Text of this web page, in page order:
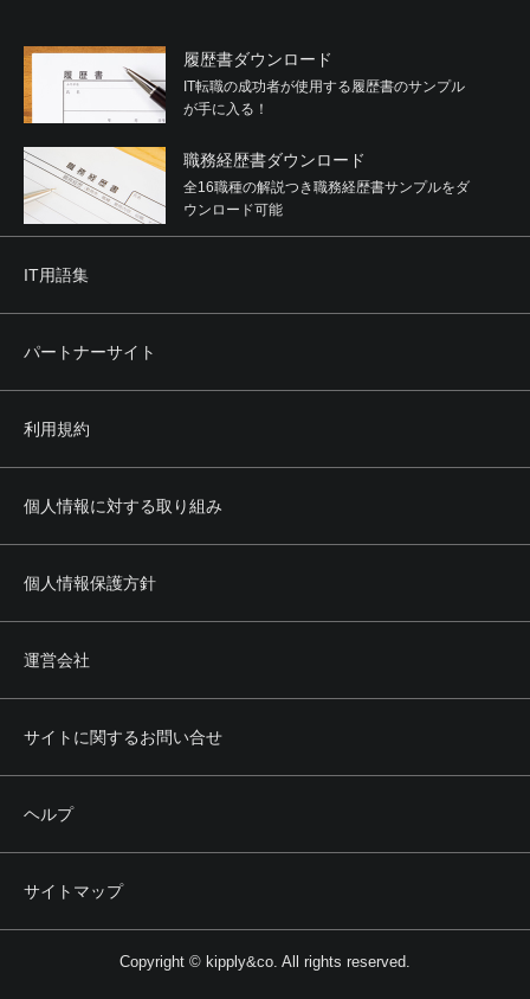
履歴書ダウンロード
IT転職の成功者が使用する履歴書のサンプル
が手に入る！
職務経歴書ダウンロード
全16職種の解説つき職務経歴書サンプルをダ
ウンロード可能
IT用語集
パートナーサイト
利用規約
個人情報に対する取り組み
個人情報保護方針
運営会社
サイトに関するお問い合せ
ヘルプ
サイトマップ
Copyright © kipply&co. All rights reserved.